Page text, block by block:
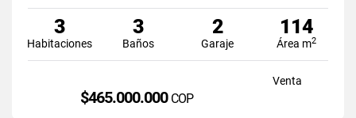
3
Habitaciones
3
Baños
2
Garaje
114
Área m2
Venta
$465.000.000 COP